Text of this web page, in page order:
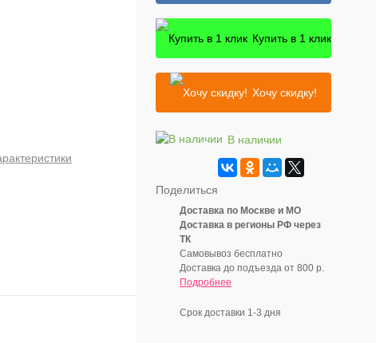
Купить в 1 клик
Хочу скидку!
В наличии
Поделиться
Доставка по Москве и МО
Доставка в регионы РФ через
ТК
Самовывоз бесплатно
Доставка до подъезда от 800 р.
Подробнее
Срок доставки 1-3 дня